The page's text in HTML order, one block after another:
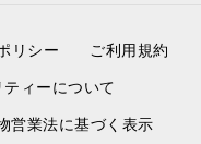
リシー
ご利用規約
ティーについて
営業法に基づく表示